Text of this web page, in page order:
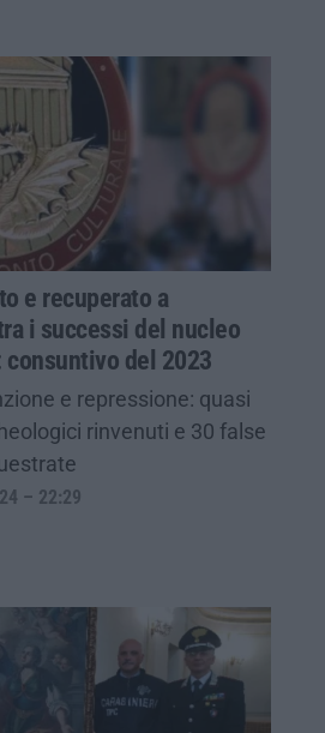
e recuperato a
i successi del nucleo
consuntivo del 2023
e repressione: quasi
rinvenuti e 30 false
– 22:29